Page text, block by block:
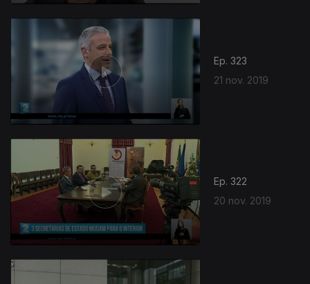
Ep. 323
21 nov. 2019
Ep. 322
20 nov. 2019